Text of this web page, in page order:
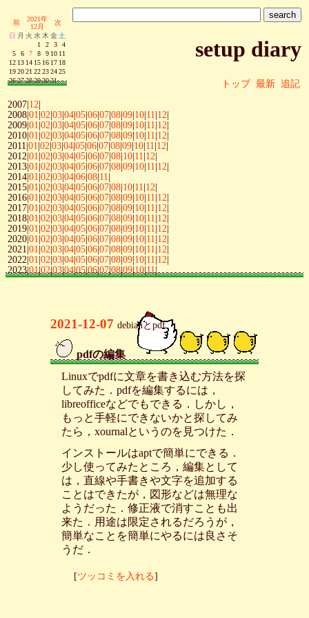
前
2021年
12月
次
日 月 火 水 木 金 土
1
2 3
4
5
6 7 8 9 10 11
12 13 14 15 16 17 18
192021 22232425
262728293031
setup diary
トップ 最新 追記
2007|12|
2008|01|02|03|04|05|06|07|08|09|10|11|12|
2009|01|02|03|04|05|06|07|08|09|10|11|12|
2010|01|02|03|04|05|06|07|08|09|10|11|12|
2011|01|02|03|04|05|06|07|08|09|10|11|12|
2012|01|02|03|04|05|06|07|08|10|11|12|
2013|01|02|03|04|05|06|07|08|09|10|11|12|
2014|01|02|03|04|06|08|11|
2015|01|02|03|04|05|06|07|08|10|11|12|
2016|01|02|03|04|05|06|07|08|09|10|11|12|
2017|01|02|03|04|05|06|07|08|09|10|11|12|
2018|01|02|03|04|05|06|07|08|09|10|11|12|
2019|01|02|03|04|05|06|07|08|09|10|11|12|
2020|01|02|03|04|05|06|07|08|09|10|11|12|
2021|01|02|03|04|05|06|07|08|09|10|11|12|
2022|01|02|03|04|05|06|07|08|09|10|11|12|
2023|01|02|03|04|05|06|07|08|09|10|11|
2021-12-07 debianとpdf
pdfの編集
Linuxでpdfに文章を書き込む方法を探
してみた．pdfを編集するには，
libreofficeなどでもできる．しかし，
もっと手軽にできないかと探してみ
たら，xournalというのを見つけた．
インストールはaptで簡単にできる．
少し使ってみたところ，編集として
は，直線や手書きや文字を追加する
ことはできたが，図形などは無理な
ようだった．修正液で消すことも出
来た．用途は限定されるだろうが，
簡単なことを簡単にやるには良さそ
うだ．
[ツッコミを入れる]